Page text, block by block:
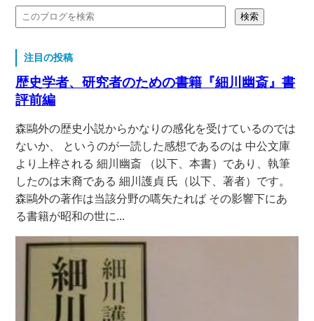
注目の投稿
歴史学者、研究者のための書籍『細川幽斎』書
評前編
森鷗外の歴史小説からかなりの感化を受けているのでは
ないか、 というのが一読した感想であるのは 中公文庫
より上梓される 細川幽斎 （以下、本書）であり、執筆
したのは末裔である 細川護貞 氏（以下、著者）です。
森鷗外の著作は当該分野の嚆矢たれば その影響下にあ
る書籍が昭和の世に...